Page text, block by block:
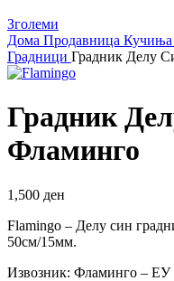
Зголеми
Дома Продавница Кучиња
Градници Градник Делу
Градник
Фламинго
1,500 ден
Flamingo – Делу син
50см/15мм.
Извозник: Фламинго – ЕУ